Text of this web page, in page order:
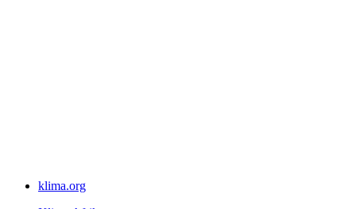
klima.org